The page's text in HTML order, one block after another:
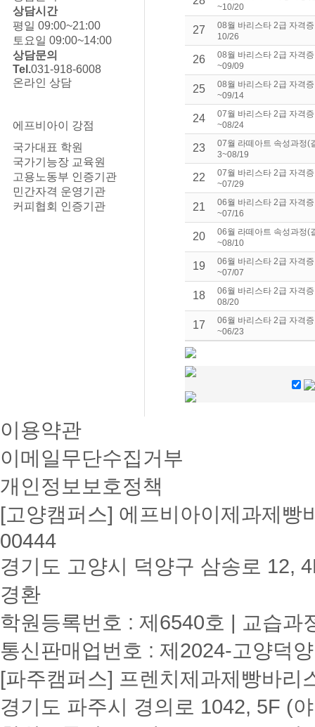
상담시간
평일 09:00~21:00
토요일 09:00~14:00
상담문의
Tel.031-918-6008
온라인 상담
에프비아이 강점
국가대표 학원
국가기능장 교육원
고용노동부 인증기관
민간자격 운영기관
커피협회 인증기관
~10/20
27
08월 바리스타 2급 자격
10/26
26
08월 바리스타 2급 자격
~09/09
25
08월 바리스타 2급 자격
~09/14
24
07월 바리스타 2급 자격
~08/24
23
07월 라떼아트 속성과정(
3~08/19
22
07월 바리스타 2급 자격
~07/29
21
06월 바리스타 2급 자격
~07/16
20
06월 라떼아트 속성과정(
~08/10
19
06월 바리스타 2급 자격
~07/07
18
06월 바리스타 2급 자격
08/20
17
06월 바리스타 2급 자격
~06/23
이용약관
이메일무단수집거부
개인정보보호정책
[고양캠퍼스] 에프비아이제과제빵
00444
경기도 고양시 덕양구 삼송로 12,
경환
학원등록번호 : 제6540호 | 교습과
통신판매업번호 : 제2024-고양덕
[파주캠퍼스] 프렌치제과제빵바리
경기도 파주시 경의로 1042, 5F (